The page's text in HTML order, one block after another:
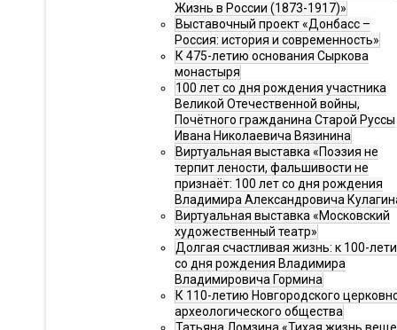
Жизнь в России (1873-1917)»
Выставочный проект «Донбасс –
Россия: история и современность»
К 475-летию основания Сыркова
монастыря
100 лет со дня рождения участника
Великой Отечественной войны,
Почётного гражданина Старой Руссы
Ивана Николаевича Вязинина
Виртуальная выставка «Поэзия не
терпит лености, фальшивости не
признаёт: 100 лет со дня рождения
Владимира Александровича
Виртуальная выставка «Московский
художественный театр»
Долгая счастливая жизнь: к 100-
со дня рождения Владимира
Владимировича Гормина
К 110-летию Новгородского
археологического общества